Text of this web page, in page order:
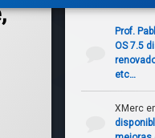
Prof.
OS 7.5
etc…
XMerc